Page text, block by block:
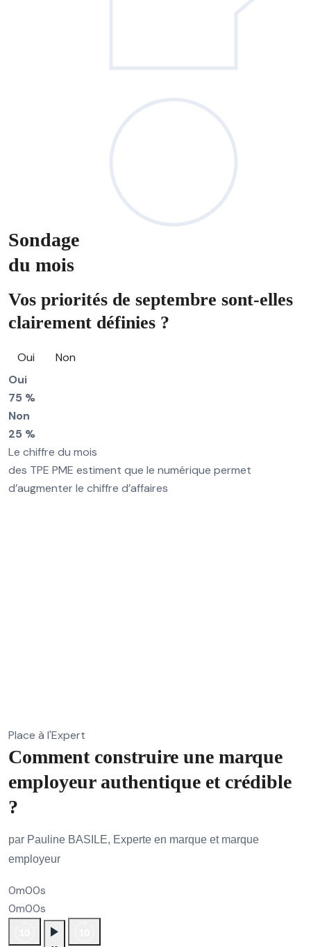
Sondage
du mois
Vos priorités de septembre sont-elles
clairement définies ?
Oui
Non
Oui
75 %
Non
25 %
Le chiffre du mois
des TPE PME estiment que le numérique permet
d’augmenter le chiffre d’affaires
Place à l'Expert
Comment construire une marque
employeur authentique et crédible
?
par Pauline BASILE, Experte en marque et marque
employeur
0m00s
0m00s